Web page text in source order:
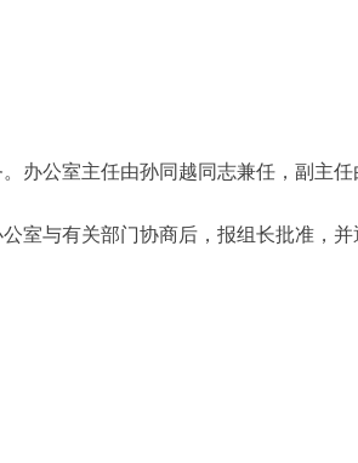
公室主任由孙同越同志兼任，副主任
与有关部门协商后，报组长批准，并